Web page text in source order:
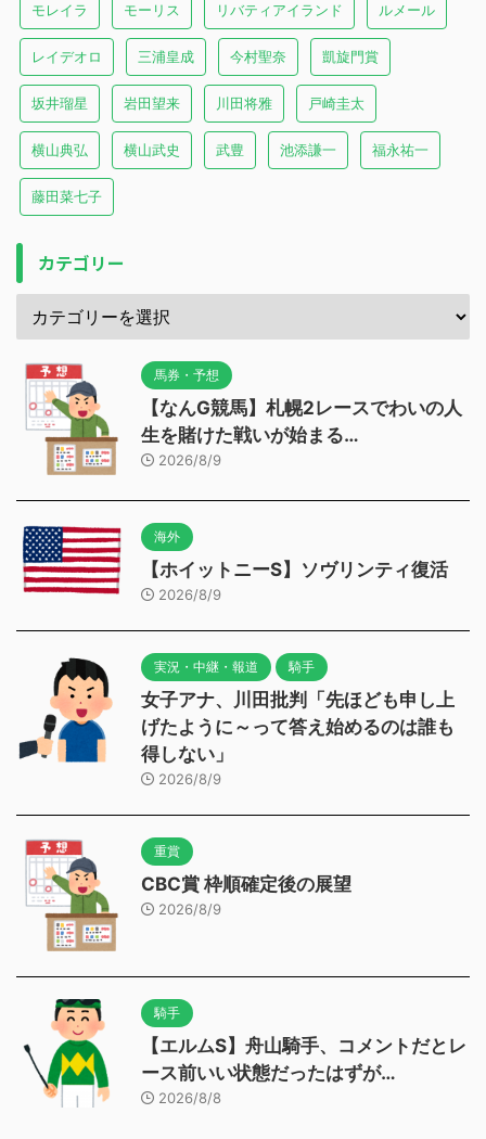
モレイラ モーリス リバティアイランド ルメール
レイデオロ 三浦皇成 今村聖奈 凱旋門賞
坂井瑠星 岩田望来 川田将雅 戸崎圭太
横山典弘 横山武史 武豊 池添謙一 福永祐一
藤田菜七子
カテゴリー
馬券・予想
【なんG競馬】札幌2レースでわいの人
生を賭けた戦いが始まる…
2026/8/9
海外
【ホイットニーS】ソヴリンティ復活
2026/8/9
実況・中継・報道 騎手
女子アナ、川田批判「先ほども申し上
げたように～って答え始めるのは誰も
得しない」
2026/8/9
重賞
CBC賞 枠順確定後の展望
2026/8/9
騎手
【エルムS】舟山騎手、コメントだとレ
ース前いい状態だったはずが…
2026/8/8